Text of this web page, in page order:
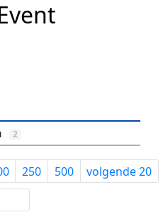
2
250 500
volgende 20